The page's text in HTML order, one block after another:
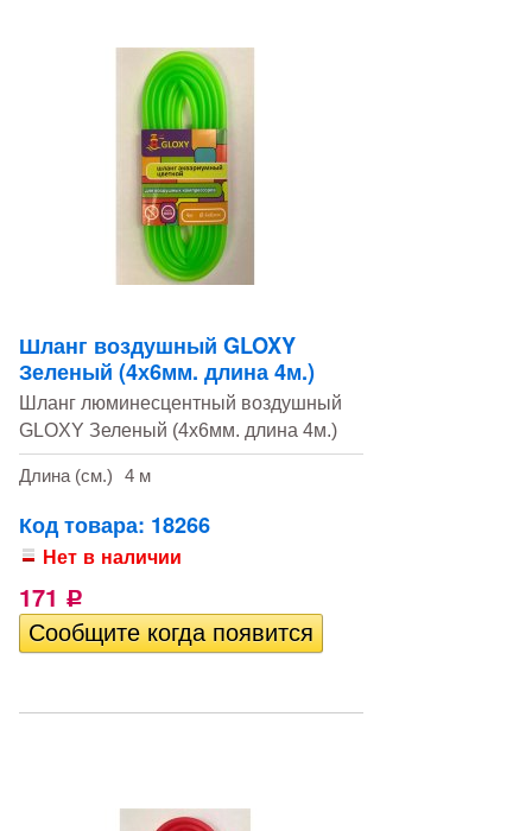
Шланг воздушный GLOXY
Зеленый (4х6мм. длина 4м.)
Шланг люминесцентный воздушный
GLOXY Зеленый (4х6мм. длина 4м.)
Длина (см.) 4 м
Код товара: 18266
Нет в наличии
171 Р